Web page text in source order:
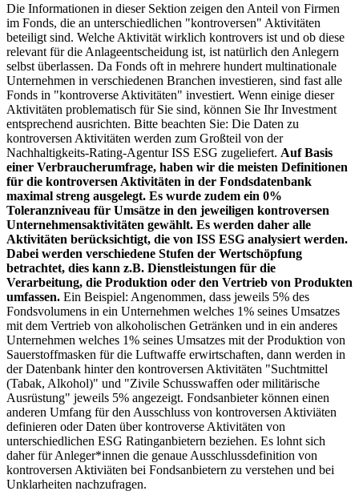
Die Informationen in dieser Sektion zeigen den Anteil von Firmen
im Fonds, die an unterschiedlichen "kontroversen" Aktivitäten
beteiligt sind. Welche Aktivität wirklich kontrovers ist und ob diese
relevant für die Anlageentscheidung ist, ist natürlich den Anlegern
selbst überlassen. Da Fonds oft in mehrere hundert multinationale
Unternehmen in verschiedenen Branchen investieren, sind fast alle
Fonds in "kontroverse Aktivitäten" investiert. Wenn einige dieser
Aktivitäten problematisch für Sie sind, können Sie Ihr Investment
entsprechend ausrichten. Bitte beachten Sie: Die Daten zu
kontroversen Aktivitäten werden zum Großteil von der
Nachhaltigkeits-Rating-Agentur ISS ESG zugeliefert. Auf Basis
einer Verbraucherumfrage, haben wir die meisten Definitionen
für die kontroversen Aktivitäten in der Fondsdatenbank
maximal streng ausgelegt. Es wurde zudem ein 0%
Toleranzniveau für Umsätze in den jeweiligen kontroversen
Unternehmensaktivitäten gewählt. Es werden daher alle
Aktivitäten berücksichtigt, die von ISS ESG analysiert werden.
Dabei werden verschiedene Stufen der Wertschöpfung
betrachtet, dies kann z.B. Dienstleistungen für die
Verarbeitung, die Produktion oder den Vertrieb von Produkten
umfassen. Ein Beispiel: Angenommen, dass jeweils 5% des
Fondsvolumens in ein Unternehmen welches 1% seines Umsatzes
mit dem Vertrieb von alkoholischen Getränken und in ein anderes
Unternehmen welches 1% seines Umsatzes mit der Produktion von
Sauerstoffmasken für die Luftwaffe erwirtschaften, dann werden in
der Datenbank hinter den kontroversen Aktivitäten "Suchtmittel
(Tabak, Alkohol)" und "Zivile Schusswaffen oder militärische
Ausrüstung" jeweils 5% angezeigt. Fondsanbieter können einen
anderen Umfang für den Ausschluss von kontroversen Aktiviäten
definieren oder Daten über kontroverse Aktivitäten von
unterschiedlichen ESG Ratinganbietern beziehen. Es lohnt sich
daher für Anleger*innen die genaue Ausschlussdefinition von
kontroversen Aktiviäten bei Fondsanbietern zu verstehen und bei
Unklarheiten nachzufragen.